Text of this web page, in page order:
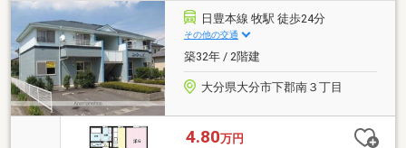
日豊本線 牧駅 徒歩24分
その他の交通
築32年 / 2階建
大分県大分市下郡南３丁目
4.80万円